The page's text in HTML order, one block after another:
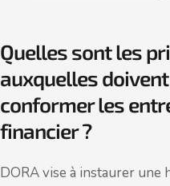
Quelles sont les
auxquelles
conformer les
financier ?
DORA vise à instaurer une